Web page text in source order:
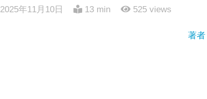
2025年11月10日 13 min 525 views
著